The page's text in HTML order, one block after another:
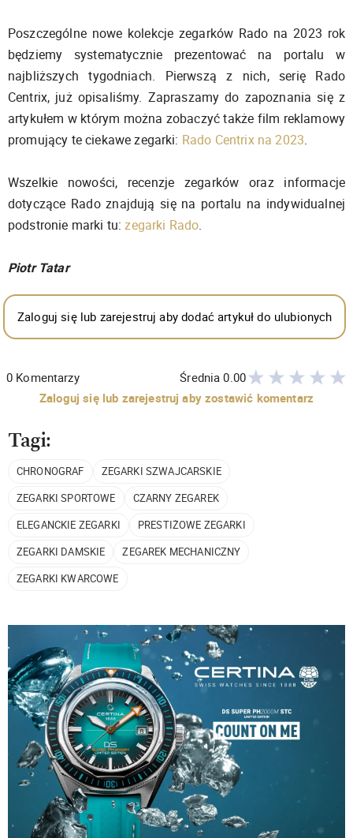
Poszczególne nowe kolekcje zegarków Rado na 2023 rok
będziemy systematycznie prezentować na portalu w
najbliższych tygodniach. Pierwszą z nich, serię Rado
Centrix, już opisaliśmy. Zapraszamy do zapoznania się z
artykułem w którym można zobaczyć także film reklamowy
promujący te ciekawe zegarki: Rado Centrix na 2023.
Wszelkie nowości, recenzje zegarków oraz informacje
dotyczące Rado znajdują się na portalu na indywidualnej
podstronie marki tu:zegarki Rado.
Piotr Tatar
Zaloguj się lub zarejestruj aby dodać artykuł do ulubionych
0 Komentarzy Średnia0.00
Zaloguj się lub zarejestruj aby zostawić komentarz
Tagi:
CHRONOGRAF
ZEGARKI SZWAJCARSKIE
ZEGARKI SPORTOWE
CZARNY ZEGAREK
ELEGANCKIE ZEGARKI
PRESTIŻOWE ZEGARKI
ZEGARKI DAMSKIE
ZEGAREK MECHANICZNY
ZEGARKI KWARCOWE